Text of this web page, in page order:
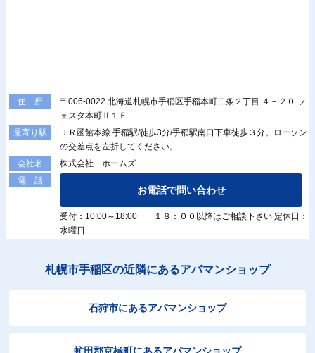
住 所
〒006-0022 北海道札幌市手稲区手稲本町二条２丁目 ４－２０ フ
ェスタ本町Ⅱ１Ｆ
最寄り駅
ＪＲ函館本線 手稲駅/徒歩3分/手稲駅南口下車徒歩３分。ローソン
の交差点を左折してください。
会社名
株式会社 ホームズ
電 話
お電話で問い合わせ
受付：10:00～18:00 １８：００以降はご相談下さい 定休日：
水曜日
札幌市手稲区の近隣にあるアパマンショップ
石狩市にあるアパマンショップ
虻田郡京極町にあるアパマンショップ